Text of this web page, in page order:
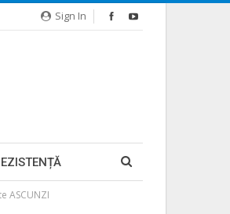
Sign In
ASCUNZI